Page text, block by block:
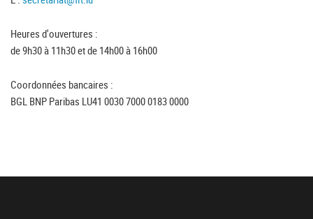
Heures d'ouvertures :
de 9h30 à 11h30 et de 14h00 à 16h00
Coordonnées bancaires :
BGL BNP Paribas LU41 0030 7000 0183 0000